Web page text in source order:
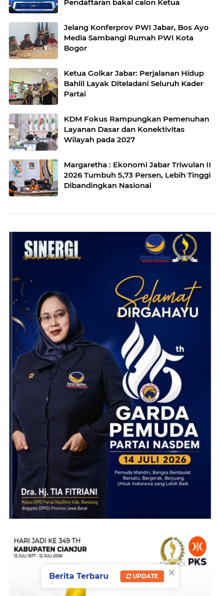
Pendaftaran bakal calon Ketua
Jelang Konferprov PWI Jabar, Bos Ayo
Media Sambangi Rumah PWI Kota
Bogor
Ketua Golkar Jabar: Perjalanan Hidup
Bahlil Layak Diteladani Seluruh Kader
Partai
KDM Fokus Rampungkan Pemenuhan
Layanan Dasar dan Konektivitas
Wilayah pada 2027
Margaretha : Ekonomi Jabar Triwulan II
2026 Tumbuh 5,73 Persen, Lebih Tinggi
Dibandingkan Nasional
×
Berita Terbaru UPDATE